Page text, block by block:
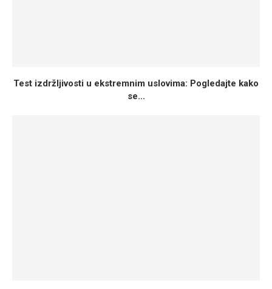
Test izdržljivosti u ekstremnim uslovima: Pogledajte kako
se...